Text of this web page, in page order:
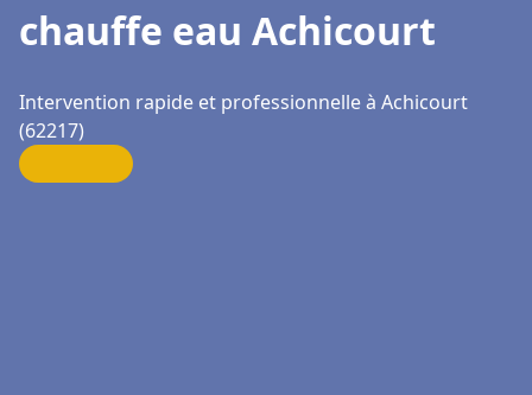
chauffe eau Achicourt
Intervention rapide et professionnelle à Achicourt
(62217)